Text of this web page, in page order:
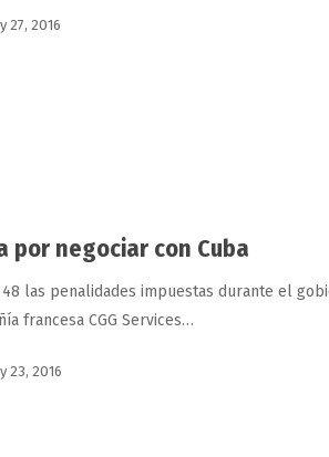
27, 2016
por negociar con Cuba
48 las penalidades impuestas durante el
fran­cesa CGG Services…
23, 2016